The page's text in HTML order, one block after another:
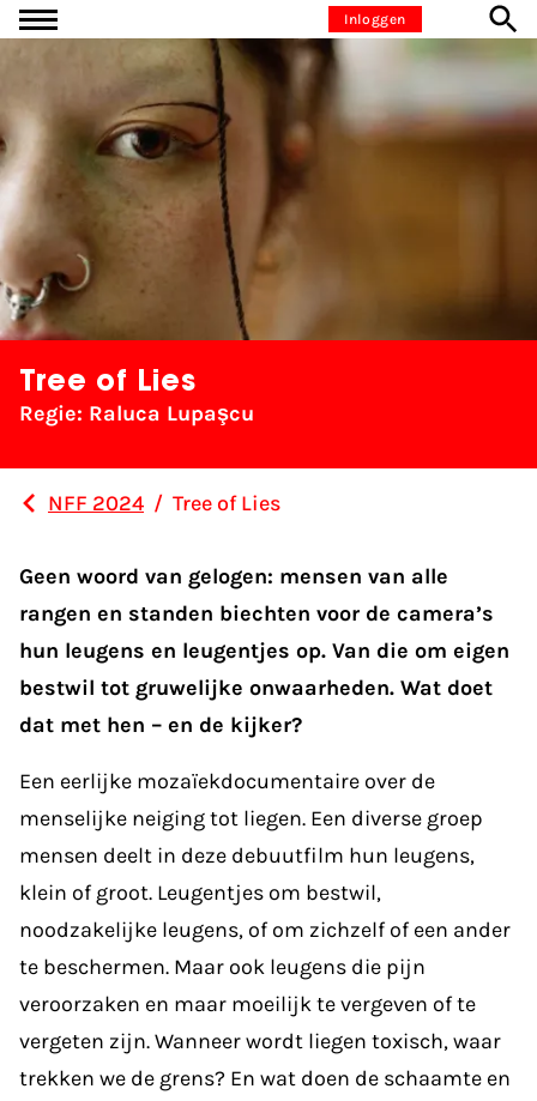
Ga naar inhoudInloggen
Tree of Lies
Regie: Raluca Lupaşcu
NFF 2024 / Tree of Lies
Geen woord van gelogen: mensen van alle
rangen en standen biechten voor de camera’s
hun leugens en leugentjes op. Van die om eigen
bestwil tot gruwelijke onwaarheden. Wat doet
dat met hen – en de kijker?
Een eerlijke mozaïekdocumentaire over de
menselijke neiging tot liegen. Een diverse groep
mensen deelt in deze debuutfilm hun leugens,
klein of groot. Leugentjes om bestwil,
noodzakelijke leugens, of om zichzelf of een ander
te beschermen. Maar ook leugens die pijn
veroorzaken en maar moeilijk te vergeven of te
vergeten zijn. Wanneer wordt liegen toxisch, waar
trekken we de grens? En wat doen de schaamte en